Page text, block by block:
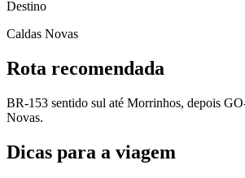
Destino
Caldas Novas
Rota recomendada
BR-153 sentido sul até Morrinhos, depois
Novas.
Dicas para a viagem